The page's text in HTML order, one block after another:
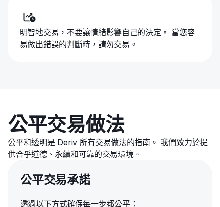
明智地交易，不要讓情緒影響自己的決定。 當您容
易做出錯誤的判斷時，請勿交易。
公平交易做法
公平和透明是 Deriv 所有交易做法的指南。 我們致力於提
供合乎道德、永續和可靠的交易環境。
公平交易承諾
透過以下方式確保每一步都公平：